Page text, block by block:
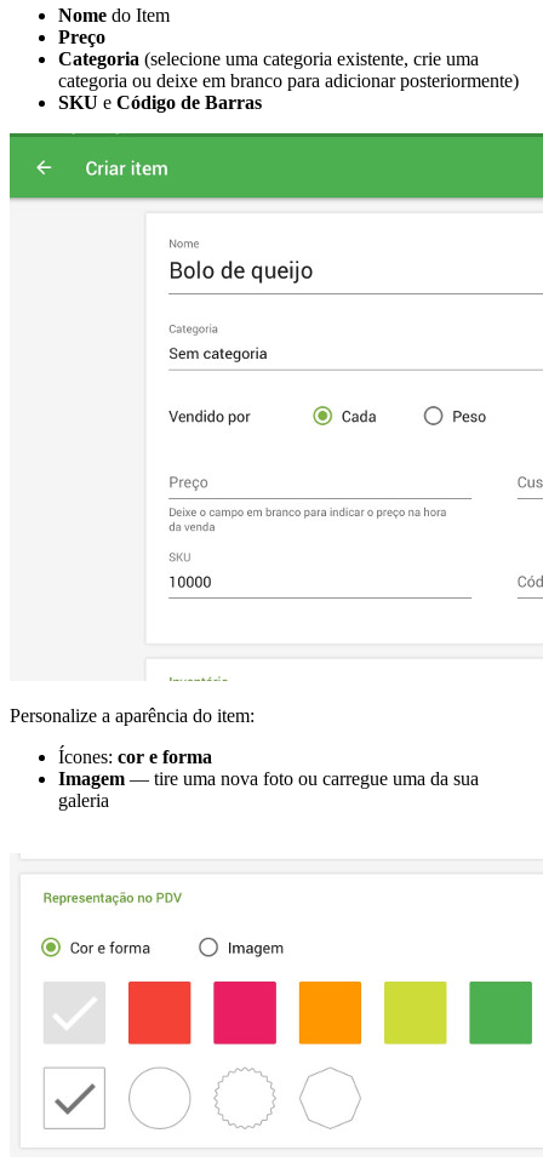
Nome do Item
Preço
Categoria (selecione uma categoria existente, crie uma
categoria ou deixe em branco para adicionar posteriormente)
SKU e Código de Barras
Personalize a aparência do item:
Ícones: cor e forma
Imagem — tire uma nova foto ou carregue uma da sua
galeria